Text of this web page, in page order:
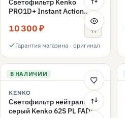
Светофильтр Kenko
PRO1D+ Instant Action
Variable NDX3-450+C-PLS
переменной плотности
10 300 ₽
Гарантия магазина · оригинал
В НАЛИЧИИ
KENKO
Светофильтр нейтрально-
серый Kenko 62S PL FADER